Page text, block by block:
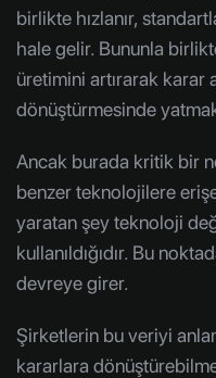
birlikte hızlanır,
hale gelir. Bununla
üretimini artırarak karar
dönüştürmesinde
Ancak burada kritik bir
benzer teknolojilere
yaratan şey teknoloji
kullanıldığıdır. Bu
devreye girer.
Şirketlerin bu veriyi
kararlara